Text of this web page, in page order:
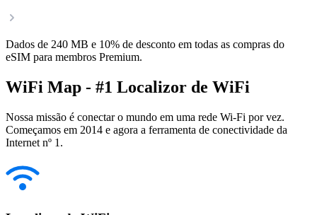
Dados de 240 MB e 10% de desconto em todas as compras do
eSIM para membros Premium.
WiFi Map - #1 Localizor de WiFi
Nossa missão é conectar o mundo em uma rede Wi-Fi por vez.
Começamos em 2014 e agora a ferramenta de conectividade da
Internet nº 1.